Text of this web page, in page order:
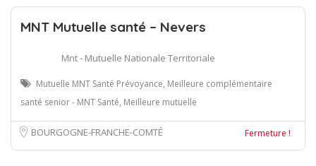
MNT Mutuelle santé – Nevers
Mnt - Mutuelle Nationale Territoriale
Mutuelle MNT Santé Prévoyance, Meilleure complémentaire
santé senior - MNT Santé, Meilleure mutuelle
BOURGOGNE-FRANCHE-COMTÉ Fermeture !